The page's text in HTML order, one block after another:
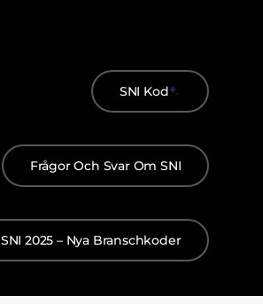
SNI Kod
Frågor Och Svar Om SNI
SNI 2025 – Nya Branschkoder